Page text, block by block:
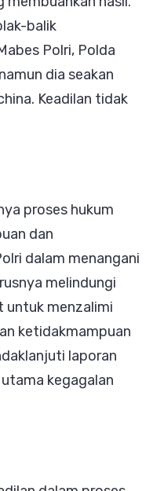
balik
Polri, Polda
dia seakan
Keadilan tidak
proses hukum
dan
dalam menangani
melindungi
untuk menzalimi
ketidakmampuan
laporan
kegagalan